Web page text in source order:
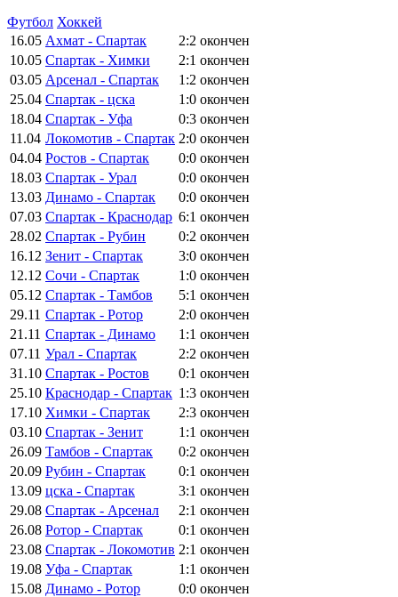
Футбол Хоккей
16.05 Ахмат - Спартак 2:2 окончен
10.05 Спартак - Химки 2:1 окончен
03.05 Арсенал - Спартак 1:2 окончен
25.04 Спартак - цска 1:0 окончен
18.04 Спартак - Уфа 0:3 окончен
11.04 Локомотив - Спартак 2:0 окончен
04.04 Ростов - Спартак 0:0 окончен
18.03 Спартак - Урал 0:0 окончен
13.03 Динамо - Спартак 0:0 окончен
07.03 Спартак - Краснодар 6:1 окончен
28.02 Спартак - Рубин 0:2 окончен
16.12 Зенит - Спартак 3:0 окончен
12.12 Сочи - Спартак 1:0 окончен
05.12 Спартак - Тамбов 5:1 окончен
29.11 Спартак - Ротор 2:0 окончен
21.11 Спартак - Динамо 1:1 окончен
07.11 Урал - Спартак 2:2 окончен
31.10 Спартак - Ростов 0:1 окончен
25.10 Краснодар - Спартак 1:3 окончен
17.10 Химки - Спартак 2:3 окончен
03.10 Спартак - Зенит 1:1 окончен
26.09 Тамбов - Спартак 0:2 окончен
20.09 Рубин - Спартак 0:1 окончен
13.09 цска - Спартак 3:1 окончен
29.08 Спартак - Арсенал 2:1 окончен
26.08 Ротор - Спартак 0:1 окончен
23.08 Спартак - Локомотив 2:1 окончен
19.08 Уфа - Спартак 1:1 окончен
15.08 Динамо - Ротор 0:0 окончен